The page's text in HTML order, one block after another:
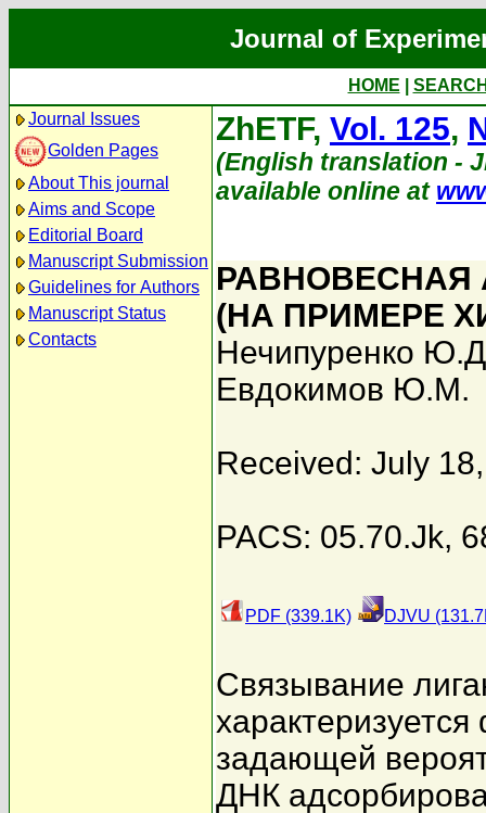
Journal of
HOME
Journal Issues
Golden Pages
About This journal
Aims and Scope
Editorial Board
Manuscript Submission
Guidelines for Authors
Manuscript Status
Contacts
ZhETF, Vol. 125,
(English translation -
available online at
РАВНОВЕСНАЯ
(НА ПРИМЕРЕ
Нечипуренко
Евдокимов Ю.М.
Received: July
PACS: 05.70.Jk,
PDF (339.1K) DJVU
Связывание
задающей
ДНК